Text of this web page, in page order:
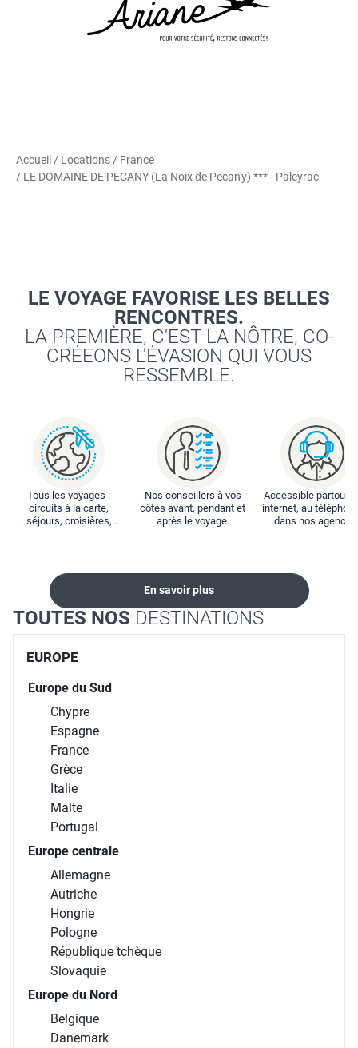
Accueil / Locations / France
/ LE DOMAINE DE PECANY (La Noix de Pecan'y) *** - Paleyrac
LE VOYAGE FAVORISE LES BELLES
RENCONTRES.
LA PREMIÈRE, C'EST LA NÔTRE, CO-
CRÉEONS L'ÉVASION QUI VOUS
RESSEMBLE.
Tous les voyages :
circuits à la carte,
séjours, croisières,
Nos conseillers à vos
côtés avant, pendant et
après le voyage.
Accessible partout :
internet, au
dans nos
En savoir plus
TOUTES NOS DESTINATIONS
EUROPE
Europe du Sud
Chypre
Espagne
France
Grèce
Italie
Malte
Portugal
Europe centrale
Allemagne
Autriche
Hongrie
Pologne
République tchèque
Slovaquie
Europe du Nord
Belgique
Danemark